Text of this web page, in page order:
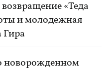
«Теда
и молодежная
Гира
новорожденном